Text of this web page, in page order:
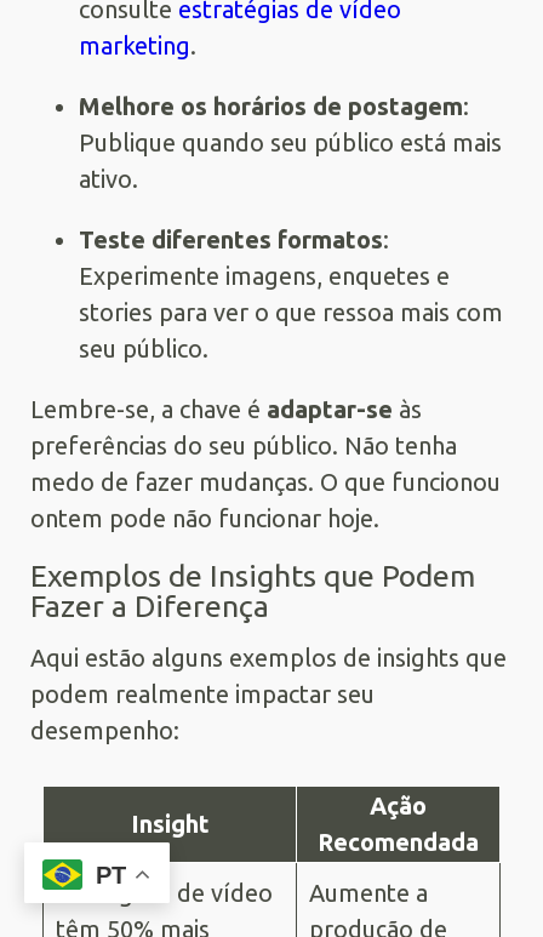
consulte estratégias de vídeo
marketing.
Melhore os horários de postagem:
Publique quando seu público está mais
ativo.
Teste diferentes formatos:
Experimente imagens, enquetes e
stories para ver o que ressoa mais com
seu público.
Lembre-se, a chave é adaptar-se às
preferências do seu público. Não tenha
medo de fazer mudanças. O que funcionou
ontem pode não funcionar hoje.
Exemplos de Insights que Podem
Fazer a Diferença
Aqui estão alguns exemplos de insights que
podem realmente impactar seu
desempenho:
Insight
Ação
Recomendada
Postagens de vídeo
têm 50% mais
Aumente a
produção de
PT